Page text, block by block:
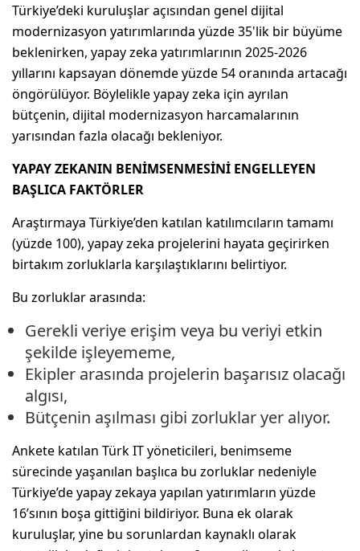
Türkiye’deki kuruluşlar açısından genel dijital
modernizasyon yatırımlarında yüzde 35'lik bir büyüme
beklenirken, yapay zeka yatırımlarının 2025-2026
yıllarını kapsayan dönemde yüzde 54 oranında artacağı
öngörülüyor. Böylelikle yapay zeka için ayrılan
bütçenin, dijital modernizasyon harcamalarının
yarısından fazla olacağı bekleniyor.
YAPAY ZEKANIN BENİMSENMESİNİ ENGELLEYEN
BAŞLICA FAKTÖRLER
Araştırmaya Türkiye’den katılan katılımcıların tamamı
(yüzde 100), yapay zeka projelerini hayata geçirirken
birtakım zorluklarla karşılaştıklarını belirtiyor.
Bu zorluklar arasında:
Gerekli veriye erişim veya bu veriyi etkin
şekilde işleyememe,
Ekipler arasında projelerin başarısız olacağı
algısı,
Bütçenin aşılması gibi zorluklar yer alıyor.
Ankete katılan Türk IT yöneticileri, benimseme
sürecinde yaşanılan başlıca bu zorluklar nedeniyle
Türkiye’de yapay zekaya yapılan yatırımların yüzde
16’sının boşa gittiğini bildiriyor. Buna ek olarak
kuruluşlar, yine bu sorunlardan kaynaklı olarak